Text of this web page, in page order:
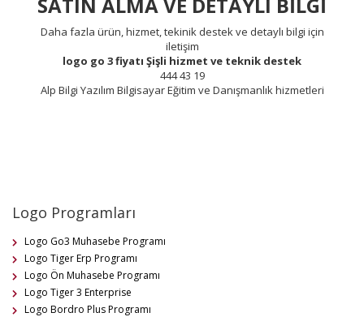
Daha fazla ürün, hizmet, tekinik destek ve detaylı bilgi için
iletişim
logo go 3 fiyatı Şişli hizmet ve teknik destek
444 43 19
Alp Bilgi Yazılım Bilgisayar Eğitim ve Danışmanlık hizmetleri
Logo Programları
Logo Go3 Muhasebe Programı
Logo Tiger Erp Programı
Logo Ön Muhasebe Programı
Logo Tiger 3 Enterprise
Logo Bordro Plus Programı